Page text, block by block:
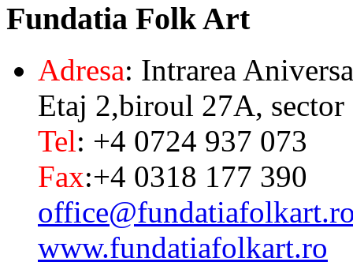
Fundatia Folk Art
Adresa: Intrarea
Etaj 2,biroul 27A, sector
Tel: +4 0724 937 073
Fax:+4 0318 177 390
www.fundatiafolkart.ro